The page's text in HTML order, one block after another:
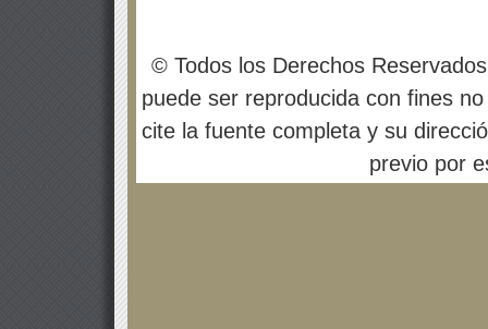
© Todos los Derechos
puede ser reproducida con fines
cite la fuente completa y su
previo por